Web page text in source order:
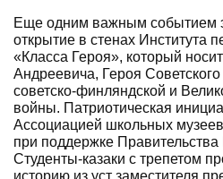
Еще одним важным событием
открытие в стенах Института
«Класса Героя», который
Андреевича, Героя
советско-финляндской и
войны. Патриотическая
Ассоциацией школьных
при поддержке Правительства
Студенты-казаки с трепетом
историю из уст заместителя